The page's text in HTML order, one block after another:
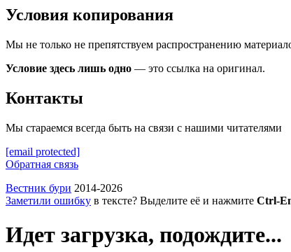
Условия копирования
Мы не только не препятствуем распространению
Условие здесь лишь одно — это ссылка на оригинал.
Контакты
Мы стараемся всегда быть на связи с нашими читателями
[email protected]
Обратная связь
Вестник бури 2014-2026
Заметили ошибку в тексте? Выделите её и нажмите Ctrl-
Идет загрузка, подождите...